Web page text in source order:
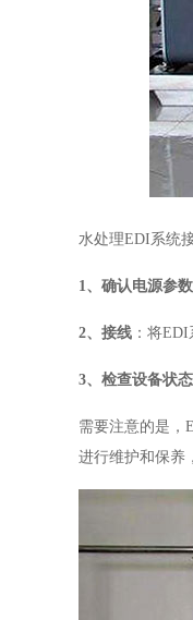
水处理EDI系统
1、确认电源参数
2、接线 ：将
3、检查设备状态
需要注意的是，
进行维护和保养